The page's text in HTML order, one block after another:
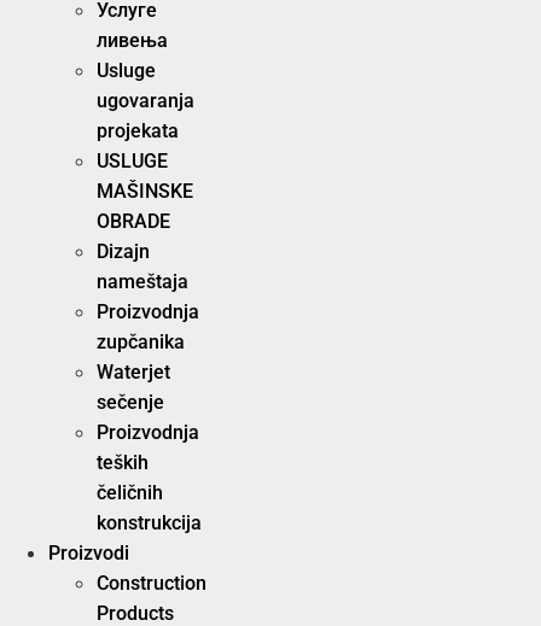
Услуге
ливења
Usluge
ugovaranja
projekata
USLUGE
MAŠINSKE
OBRADE
Dizajn
nameštaja
Proizvodnja
zupčanika
Waterjet
sečenje
Proizvodnja
teških
čeličnih
konstrukcija
Proizvodi
Construction
Products